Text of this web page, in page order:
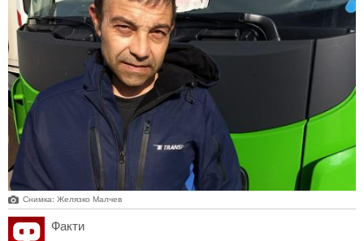
Снимка: Желязко Малчев
Факти